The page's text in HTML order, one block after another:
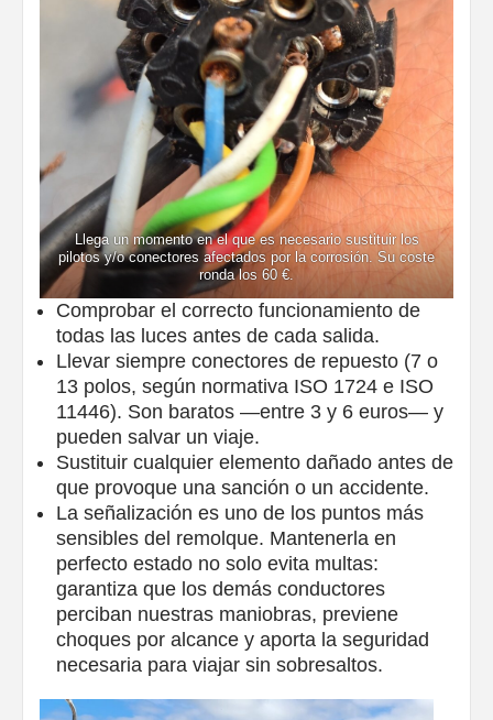
Llega un momento en el que es necesario sustituir los
pilotos y/o conectores afectados por la corrosión. Su coste
ronda los 60 €.
Comprobar el correcto funcionamiento de
todas las luces antes de cada salida.
Llevar siempre conectores de repuesto (7 o
13 polos, según normativa ISO 1724 e ISO
11446). Son baratos —entre 3 y 6 euros— y
pueden salvar un viaje.
Sustituir cualquier elemento dañado antes de
que provoque una sanción o un accidente.
La señalización es uno de los puntos más
sensibles del remolque. Mantenerla en
perfecto estado no solo evita multas:
garantiza que los demás conductores
perciban nuestras maniobras, previene
choques por alcance y aporta la seguridad
necesaria para viajar sin sobresaltos.